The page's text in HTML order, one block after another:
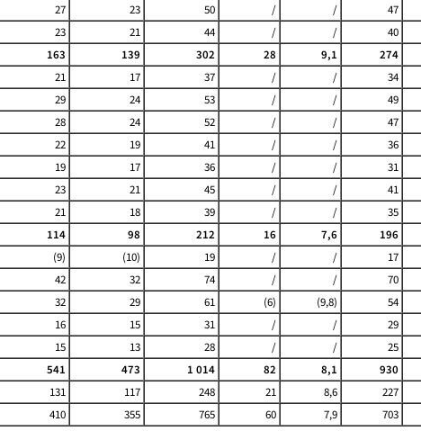
27 23 50 / / 47
23 21 44 / / 40
163 139 302 28 9,1 274
21 17 37 / / 34
29 24 53 / / 49
28 24 52 / / 47
22 19 41 / / 36
19 17 36 / / 31
23 21 45 / / 41
21 18 39 / / 35
114 98 212 16 7,6 196
(9) (10) 19 / / 17
42 32 74 / / 70
32 29 61 (6) (9,8) 54
16 15 31 / / 29
15 13 28 / / 25
541 473 1 014 82 8,1 930
131 117 248 21 8,6 227
410 355 765 60 7,9 703